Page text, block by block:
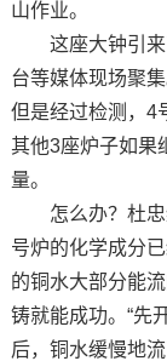
山作业。
这座大钟引来
台等媒体现场聚
但是经过检测，4
其他3座炉子如果
量。
怎么办？杜忠
号炉的化学成分
的铜水大部分能
铸就能成功。“先
后，铜水缓慢地